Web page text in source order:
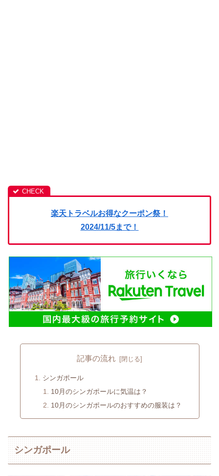
楽天トラベルお得なクーポン祭！
2024/11/5まで！
記事の流れ
シンガポール
10月のシンガポールに気温は？
10月のシンガポールのおすすめの服装は？
シンガポール